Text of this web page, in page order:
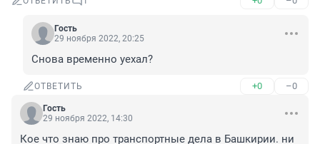
Гость
29 ноября 2022, 20:25
Снова временно уехал?
ОТВЕТИТЬ +0 –0
Гость
29 ноября 2022, 14:30
Кое что знаю про транспортные дела в Башкирии. ни